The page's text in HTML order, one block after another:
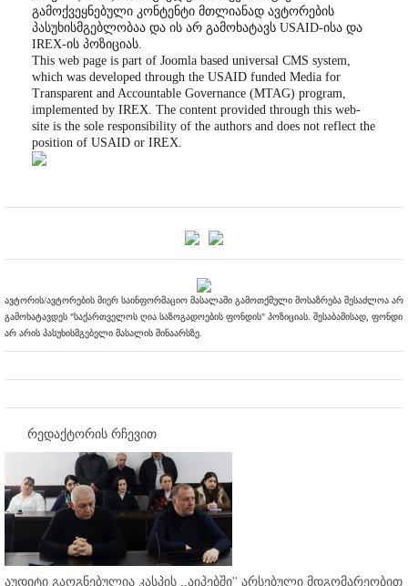
გამოქვეყნებული კონტენტი მთლიანად ავტორების
პასუხისმგებლობაა და ის არ გამოხატავს USAID-ისა და
IREX-ის პოზიციას.
This web page is part of Joomla based universal CMS system,
which was developed through the USAID funded Media for
Transparent and Accountable Governance (MTAG) program,
implemented by IREX. The content provided through this web-
site is the sole responsibility of the authors and does not reflect the
position of USAID or IREX.
ავტორის/ავტორების მიერ საინფორმაციო მასალაში გამოთქმული მოსაზრება შესაძლოა არ
გამოხატავდეს "საქართველოს ღია საზოგადოების ფონდის" პოზიციას. შესაბამისად, ფონდი
არ არის პასუხისმგებელი მასალის შინაარსზე.
რედაქტორის რჩევით
აუდიტი გაოგნებულია კასპის ,,აიპებში'' არსებული მდგომარეობით